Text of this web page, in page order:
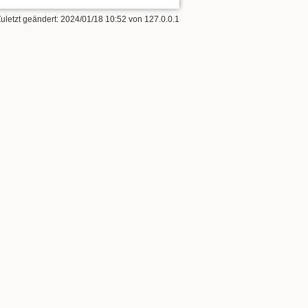
geändert: 2024/01/18 10:52 von 127.0.0.1